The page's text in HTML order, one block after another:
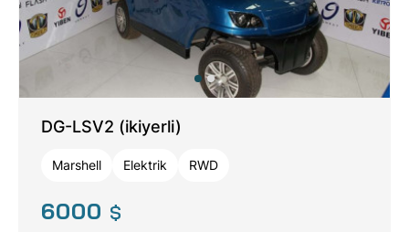
DG-LSV2 (ikiyerli)
Marshell Elektrik RWD
6000 $